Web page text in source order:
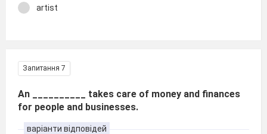
artist
Запитання 7
An __________ takes care of money and finances
for people and businesses.
варіанти відповідей